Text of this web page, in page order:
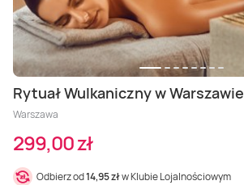
Rytuał Wulkaniczny w Warszawie
Warszawa
299,00 zł
Odbierz od14,95 złw Klubie Lojalnościowym